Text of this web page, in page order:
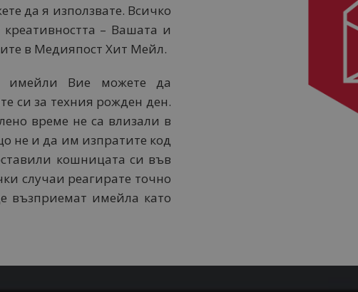
да я използвате. Всичко
– Вашата и
в Медияпост Хит Мейл.
имейли Вие можете да
си за техния рожден ден.
време не са влизали в
не и да им изпратите код
кошницата си във
случаи реагирате точно
възприемат имейла като